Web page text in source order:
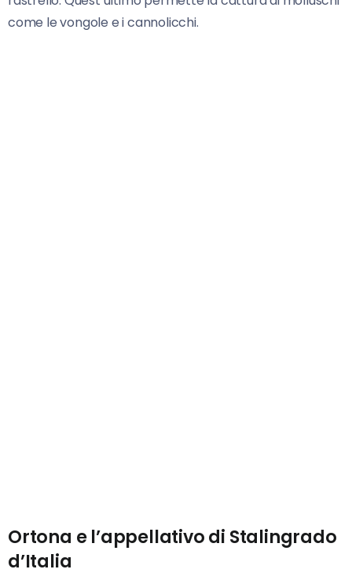
come le vongole e i cannolicchi.
Ortona e l’appellativo di Stalingrado
d’Italia